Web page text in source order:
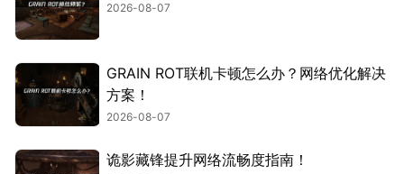
2026-08-07
GRAIN ROT联机卡顿怎么办？网络优化解决
方案！
2026-08-07
诡影藏锋提升网络流畅度指南！